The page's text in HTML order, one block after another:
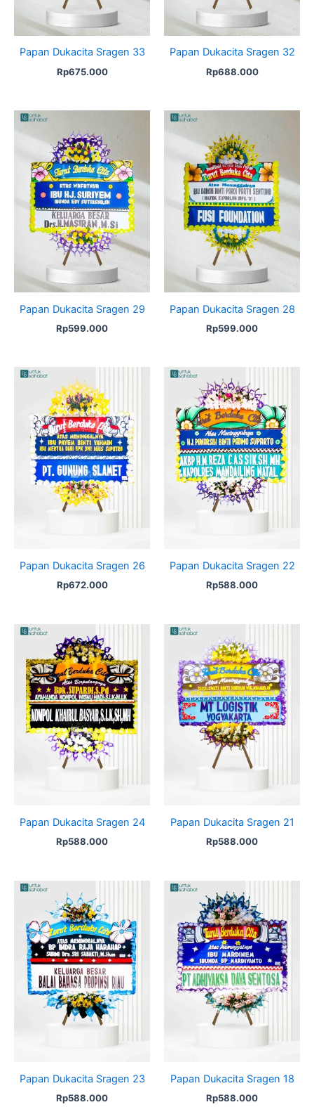
Papan Dukacita Sragen 33
Rp675.000
Papan Dukacita Sragen 32
Rp688.000
Papan Dukacita Sragen 29
Rp599.000
Papan Dukacita Sragen 28
Rp599.000
Papan Dukacita Sragen 26
Rp672.000
Papan Dukacita Sragen 22
Rp588.000
Papan Dukacita Sragen 24
Rp588.000
Papan Dukacita Sragen 21
Rp588.000
Papan Dukacita Sragen 23
Rp588.000
Papan Dukacita Sragen 18
Rp588.000